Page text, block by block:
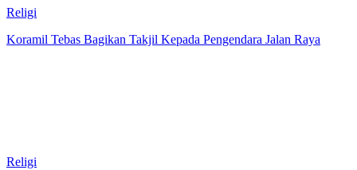
Religi
Koramil Tebas Bagikan Takjil Kepada Pengendara Jalan Raya
Religi